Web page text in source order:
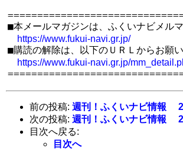
■本メールマガジンは、ふくいナビメル
https://www.fukui-navi.gr.jp/
■購読の解除は、以下のＵＲＬからお願い
https://www.fukui-navi.gr.jp/
前の投稿: 週刊！ふくいナビ情報
次の投稿: 週刊！ふくいナビ情報
目次へ戻る:
目次へ